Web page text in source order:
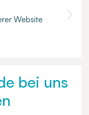
Website
bei uns